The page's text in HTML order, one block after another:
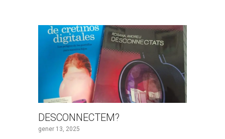
DESCONNECTEM?
gener 13, 2025